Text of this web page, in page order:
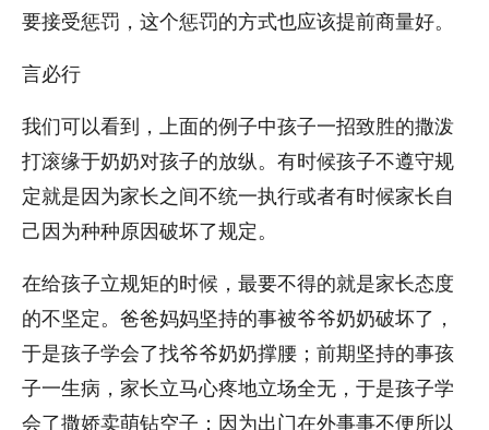
要接受惩罚，这个惩罚的方式也应该提前商量好。
言必行
我们可以看到，上面的例子中孩子一招致胜的撒泼
打滚缘于奶奶对孩子的放纵。有时候孩子不遵守规
定就是因为家长之间不统一执行或者有时候家长自
己因为种种原因破坏了规定。
在给孩子立规矩的时候，最要不得的就是家长态度
的不坚定。爸爸妈妈坚持的事被爷爷奶奶破坏了，
于是孩子学会了找爷爷奶奶撑腰；前期坚持的事孩
子一生病，家长立马心疼地立场全无，于是孩子学
会了撒娇卖萌钻空子；因为出门在外事事不便所以